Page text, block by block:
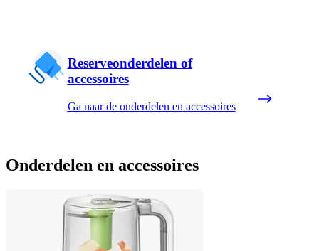
Reserveonderdelen of
accessoires
Ga naar de onderdelen en accessoires
Onderdelen en accessoires